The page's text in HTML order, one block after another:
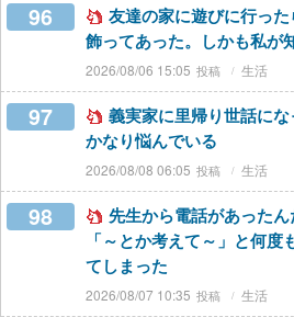
96
友達の家に遊びに行っ
飾ってあった。しかも私が
2026/08/06 15:05 生活
97
義実家に里帰り世話に
かなり悩んでいる
2026/08/08 06:05 生活
98
先生から電話があったん
「～とか考えて～」と何
てしまった
2026/08/07 10:35 生活